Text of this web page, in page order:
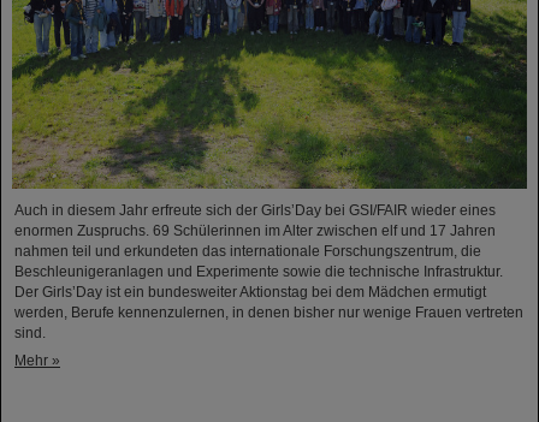
Auch in diesem Jahr erfreute sich der Girls’Day bei GSI/FAIR wieder eines
enormen Zuspruchs. 69 Schülerinnen im Alter zwischen elf und 17 Jahren
nahmen teil und erkundeten das internationale Forschungszentrum, die
Beschleunigeranlagen und Experimente sowie die technische Infrastruktur.
Der Girls’Day ist ein bundesweiter Aktionstag bei dem Mädchen ermutigt
werden, Berufe kennenzulernen, in denen bisher nur wenige Frauen vertreten
sind.
Mehr »